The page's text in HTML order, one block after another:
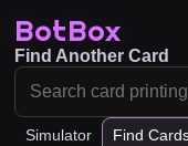
BotBox
Simulator Find
Find Another Card